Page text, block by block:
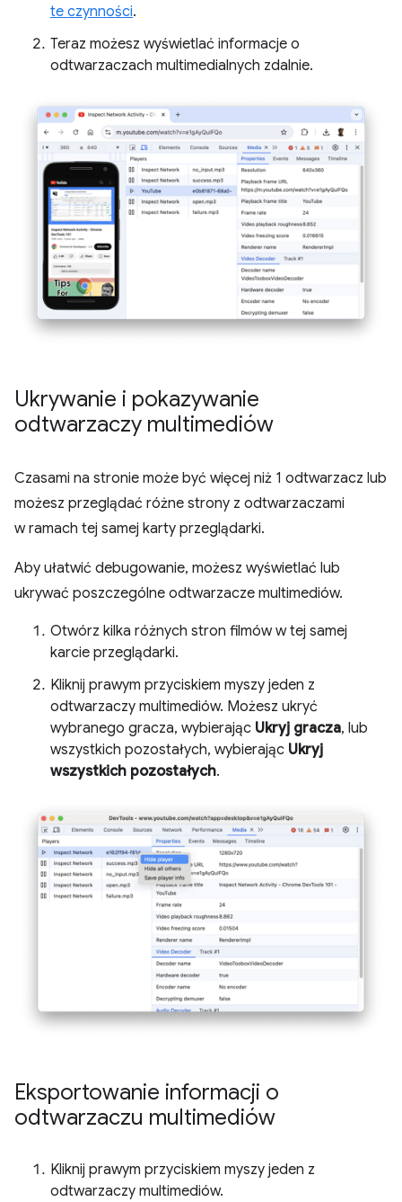
te czynności.
Teraz możesz wyświetlać informacje o
odtwarzaczach multimedialnych zdalnie.
Ukrywanie i pokazywanie
odtwarzaczy multimediów
Czasami na stronie może być więcej niż 1 odtwarzacz lub
możesz przeglądać różne strony z odtwarzaczami
w ramach tej samej karty przeglądarki.
Aby ułatwić debugowanie, możesz wyświetlać lub
ukrywać poszczególne odtwarzacze multimediów.
Otwórz kilka różnych stron filmów w tej samej
karcie przeglądarki.
Kliknij prawym przyciskiem myszy jeden z
odtwarzaczy multimediów. Możesz ukryć
wybranego gracza, wybierając Ukryj gracza, lub
wszystkich pozostałych, wybierając Ukryj
wszystkich pozostałych.
Eksportowanie informacji o
odtwarzaczu multimediów
Kliknij prawym przyciskiem myszy jeden z
odtwarzaczy multimediów.